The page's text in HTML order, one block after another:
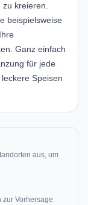
zu kreieren.
beispielsweise
Ganz einfach
für jede
Speisen
aus, um
zur Vorhersage